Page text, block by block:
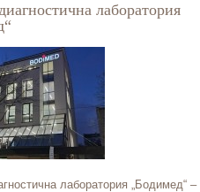
лаборатория
лаборатория „Бодимед“ –